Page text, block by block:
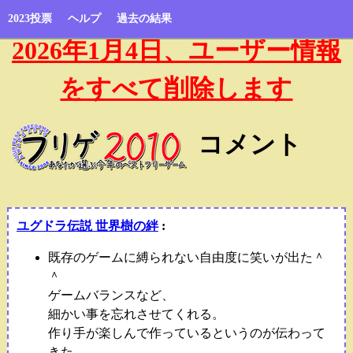
2023投票 ヘルプ 過去の結果
2026年1月4日、ユーザー情報
をすべて削除します
コメント
ユグドラ伝説 世界樹の絆:
既存のゲームに縛られない自由度に笑いが出た＾
＾
ゲームバランスなど、
細かい事を忘れさせてくれる。
作り手が楽しんで作っているというのが伝わって